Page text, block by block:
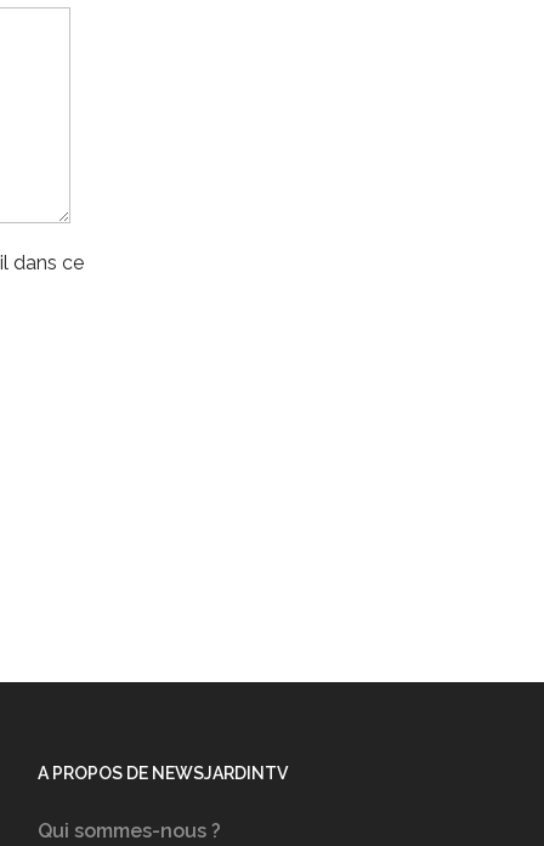
dans ce
A PROPOS DE NEWSJARDINTV
Qui sommes-nous ?